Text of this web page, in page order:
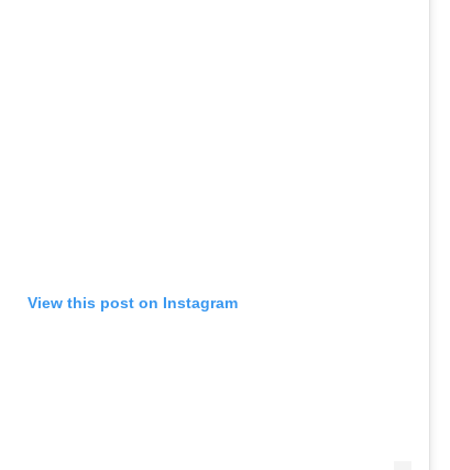
View this post on Instagram